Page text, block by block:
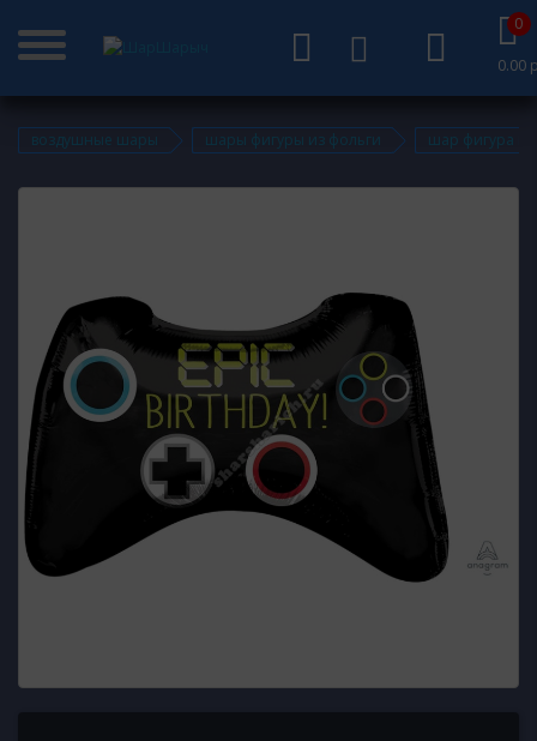
0
0.00
воздушные шары шары фигуры из фольги шар фигура